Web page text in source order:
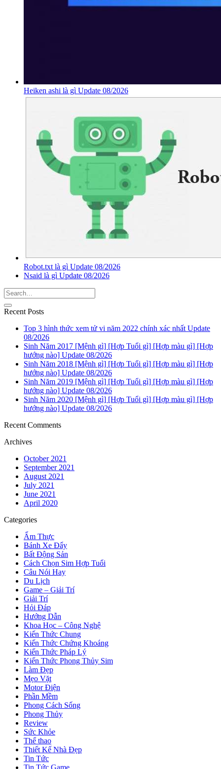
Heiken ashi là gì Update 08/2026
Robot.txt là gì Update 08/2026
Nsaid là gì Update 08/2026
Recent Posts
Top 3 hình thức xem tử vi năm 2022 chính xác nhất Update
08/2026
Sinh Năm 2017 [Mệnh gì] [Hợp Tuổi gì] [Hợp màu gì] [Hợp
hướng nào] Update 08/2026
Sinh Năm 2018 [Mệnh gì] [Hợp Tuổi gì] [Hợp màu gì] [Hợp
hướng nào] Update 08/2026
Sinh Năm 2019 [Mệnh gì] [Hợp Tuổi gì] [Hợp màu gì] [Hợp
hướng nào] Update 08/2026
Sinh Năm 2020 [Mệnh gì] [Hợp Tuổi gì] [Hợp màu gì] [Hợp
hướng nào] Update 08/2026
Recent Comments
Archives
October 2021
September 2021
August 2021
July 2021
June 2021
April 2020
Categories
Ẩm Thực
Bánh Xe Đẩy
Bất Động Sản
Cách Chọn Sim Hợp Tuổi
Câu Nói Hay
Du Lịch
Game – Giải Trí
Giải Trí
Hỏi Đáp
Hướng Dẫn
Khoa Học – Công Nghệ
Kiến Thức Chung
Kiến Thức Chứng Khoáng
Kiến Thức Pháp Lý
Kiến Thức Phong Thủy Sim
Làm Đẹp
Mẹo Vặt
Motor Điện
Phần Mềm
Phong Cách Sống
Phong Thủy
Review
Sức Khỏe
Thể thao
Thiết Kế Nhà Đẹp
Tin Tức
Tin Tức Game